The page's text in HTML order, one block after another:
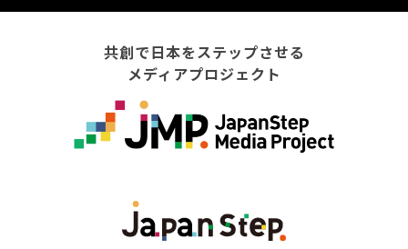
共創で日本をステップさせる
メディアプロジェクト